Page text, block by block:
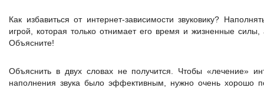
Как избавиться от интернет-зависимости звуковику?
игрой, которая только отнимает его время и жизненные
Объясните!
Объяснить в двух словах не получится. Чтобы «лечение»
наполнения звука было эффективным, нужно очень хорошо